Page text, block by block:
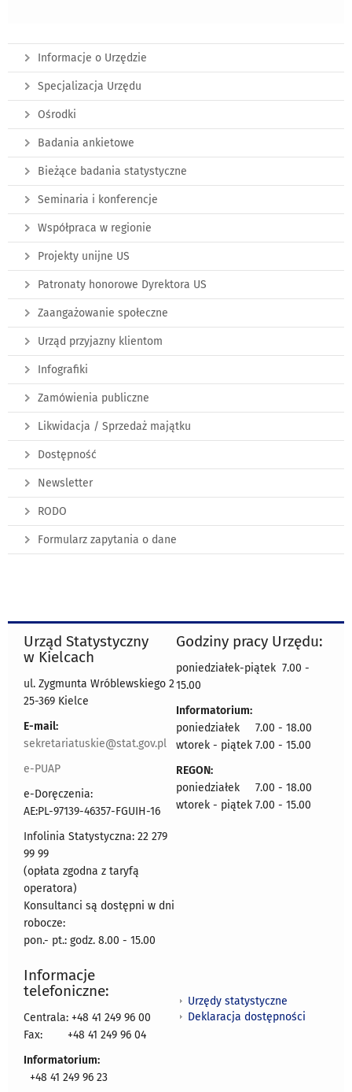
Informacje o Urzędzie
Specjalizacja Urzędu
Ośrodki
Badania ankietowe
Bieżące badania statystyczne
Seminaria i konferencje
Współpraca w regionie
Projekty unijne US
Patronaty honorowe Dyrektora US
Zaangażowanie społeczne
Urząd przyjazny klientom
Infografiki
Zamówienia publiczne
Likwidacja / Sprzedaż majątku
Dostępność
Newsletter
RODO
Formularz zapytania o dane
Urząd Statystyczny
w Kielcach
ul. Zygmunta Wróblewskiego 2
25-369 Kielce
E-mail:
sekretariatuskie@stat.gov.pl
e-PUAP
e-Doręczenia:
AE:PL-97139-46357-FGUIH-16
Infolinia Statystyczna: 22 279
99 99
(opłata zgodna z taryfą
operatora)
Konsultanci są dostępni w dni
robocze:
pon.- pt.: godz. 8.00 - 15.00
Godziny pracy Urzędu:
poniedziałek-piątek 7.00 -
15.00
Informatorium:
poniedziałek 7.00 - 18.00
wtorek - piątek 7.00 - 15.00
REGON:
poniedziałek 7.00 - 18.00
wtorek - piątek 7.00 - 15.00
Informacje
telefoniczne:
Centrala: +48 41 249 96 00
Fax:
+48 41 249 96 04
Informatorium:
+48 41 249 96 23
Urzędy statystyczne
Deklaracja dostępności